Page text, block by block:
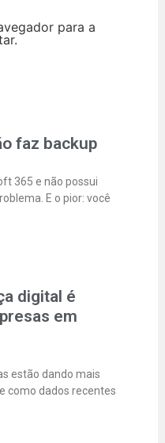
para a
faz backup
365 e não possui
E o pior: você
digital é
em
estão dando mais
como dados recentes